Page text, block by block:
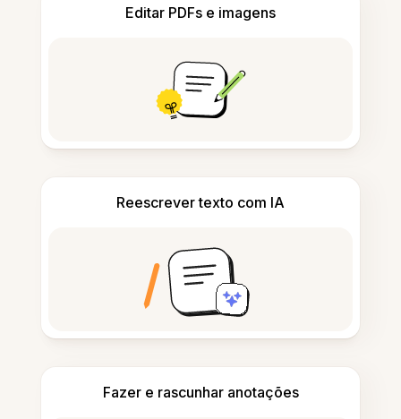
Editar PDFs e imagens
Reescrever texto com IA
Fazer e rascunhar anotações